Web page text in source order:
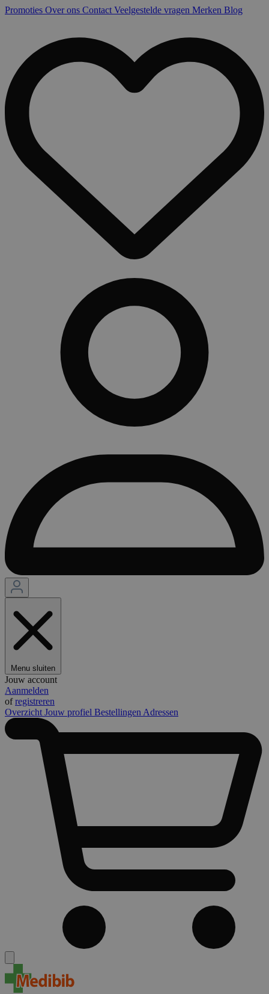
Promoties Over ons Contact Veelgestelde vragen Merken Blog
Menu sluiten
Jouw account
Aanmelden
ofregistreren
Overzicht Jouw profiel Bestellingen Adressen